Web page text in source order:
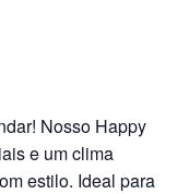
Nosso Happy
e um clima
estilo. Ideal para